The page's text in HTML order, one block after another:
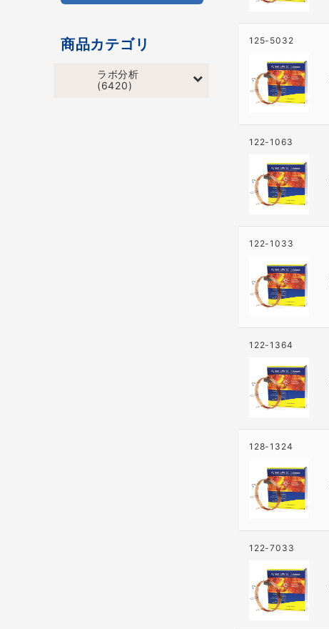
商品カテゴリ
ラボ分析
(6420)
125-5032
122-1063
122-1033
122-1364
128-1324
122-7033